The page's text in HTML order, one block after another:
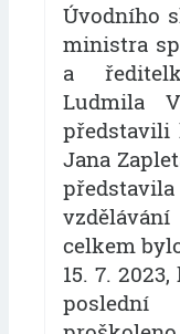
Úvodního
ministra
a
Ludmila
představili
Jana
celkem
15. 7.
poslední